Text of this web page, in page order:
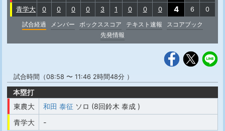
青学大
0 0 0 0 3 1 0 0 0 4 6
0
試合経過
メンバー ボックススコア テキスト速報
スコアブック
先発情報
試合時間（08:58 〜 11:46 2時間48分 ）
本塁打
東農大
和田 泰征 ソロ (8回鈴木 泰成 )
青学大
-